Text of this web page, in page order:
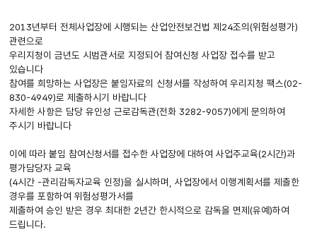
2013년부터 전체사업장에 시행되는 산업안전 보건법 제24조의(위험성평가)
관련으로
우리지청이 금년도 시범관서로 지정되어 참여신청 사업장 접수를 받고
있습니다
참여를 희망하는 사업장은 붙임자료의 신청서를 작성하여 우리지청 팩스(02-
830-4949)로 제출하시기 바랍니다
자세한 사항은 담당 유인성 근로감독관(전화 3282-9057)에게 문의하여
주시기 바랍니다
이에 따라 붙임 참여신청서를 접수한 사업장에 대하여 사업주교육(2시간)과
평가담당자 교육
(4시간 -관리감독자교육 인정)을 실시하며, 사업장에서 이행계획서를 제출한
경우를 포함하여 위험성평가서를
제출하여 승인 받은 경우 최대한 2년간 한시적으로 감독을 면제(유예)하여
드립니다.